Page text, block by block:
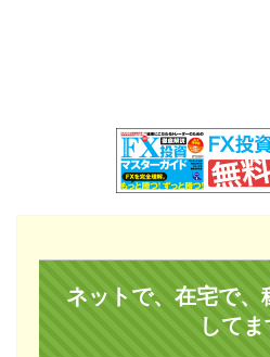
ネットで、在宅で、
してま